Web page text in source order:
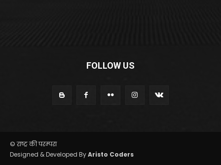
FOLLOW US
© राष्ट्र की परम्परा
Designed & Developed ByAristo Coders